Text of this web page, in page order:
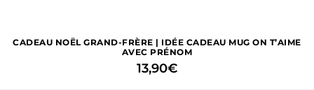
CADEAU NOËL GRAND-FRÈRE | IDÉE CADEAU MUG ON T’AIME
AVEC PRÉNOM
13,90€